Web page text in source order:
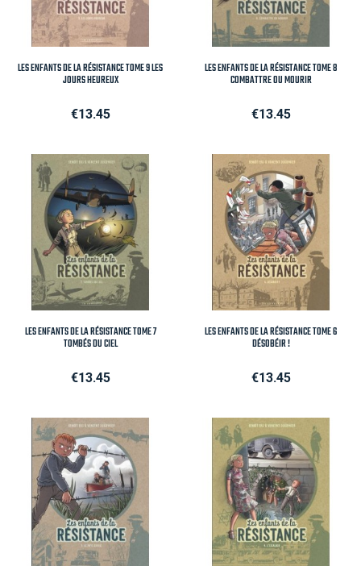
LES ENFANTS DE LA RÉSISTANCE TOME 9 LES
JOURS HEUREUX
Price
€13.45
LES ENFANTS DE LA RÉSISTANCE TOME 8
COMBATTRE OU MOURIR
Price
€13.45
LES ENFANTS DE LA RÉSISTANCE TOME 7
TOMBÉS DU CIEL
Price
€13.45
LES ENFANTS DE LA RÉSISTANCE TOME 6
DÉSOBÉIR !
Price
€13.45